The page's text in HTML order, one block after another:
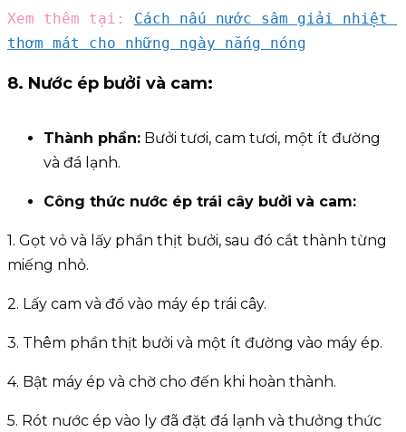
Xem thêm tại: Cách nấu nước sâm giải nhiệt
thơm mát cho những ngày nắng nóng
8. Nước ép bưởi và cam:
Thành phần: Bưởi tươi, cam tươi, một ít đường
và đá lạnh.
Công thức nước ép trái cây bưởi và cam:
1. Gọt vỏ và lấy phần thịt bưởi, sau đó cắt thành từng
miếng nhỏ.
2. Lấy cam và đổ vào máy ép trái cây.
3. Thêm phần thịt bưởi và một ít đường vào máy ép.
4. Bật máy ép và chờ cho đến khi hoàn thành.
5. Rót nước ép vào ly đã đặt đá lạnh và thưởng thức